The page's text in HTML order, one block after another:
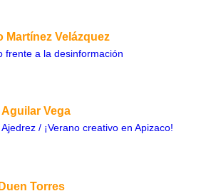
Martínez Velázquez
frente a la desinformación
Vega
/ ¡Verano creativo en Apizaco!
Torres